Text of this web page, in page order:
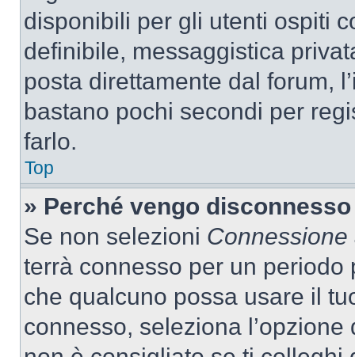
disponibili per gli utenti ospiti
definibile, messaggistica
posta direttamente dal forum,
bastano pochi secondi per
farlo.
Top
» Perché vengo
Se non selezioni
terrà connesso per un
che qualcuno possa usare il
connesso, seleziona